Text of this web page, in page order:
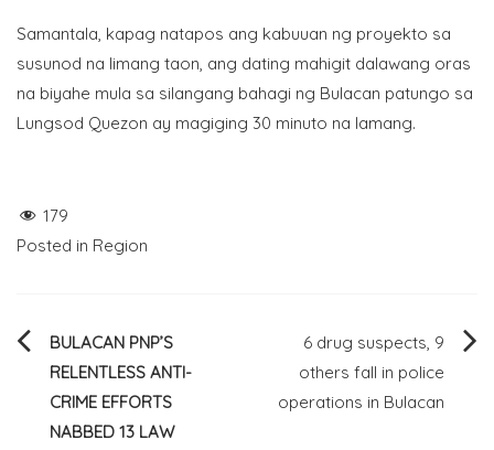
Samantala, kapag natapos ang kabuuan ng proyekto sa
susunod na limang taon, ang dating mahigit dalawang oras
na biyahe mula sa silangang bahagi ng Bulacan patungo sa
Lungsod Quezon ay magiging 30 minuto na lamang.
179
Posted in Region
Post
navigation
BULACAN PNP’S
RELENTLESS ANTI-
CRIME EFFORTS
NABBED 13 LAW
6 drug suspects, 9
others fall in police
operations in Bulacan